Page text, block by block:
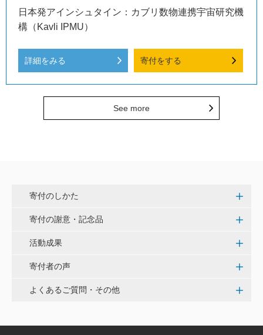
日本発アインシュタイン：カブリ数物連携宇宙研究機
構（Kavli IPMU）
詳細をみる 寄付をする
See more
寄付のしかた
寄付の謝意・記念品
活動成果
寄付者の声
よくあるご質問・その他